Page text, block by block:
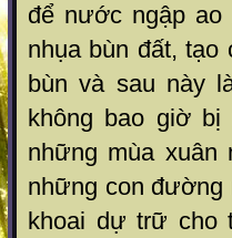
để nước ngập
nhụa bùn đất,
bùn và sau này
không bao giờ
những mùa xuân
những con đường
khoai dự trữ cho